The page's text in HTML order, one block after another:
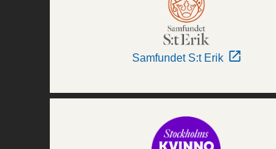
Samfundet S:t Erik